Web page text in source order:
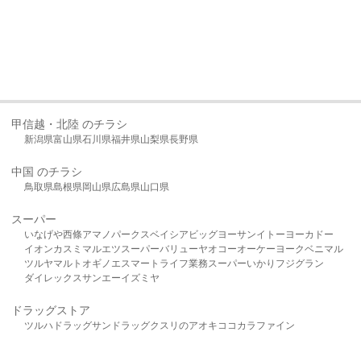
甲信越・北陸 のチラシ
新潟県富山県石川県福井県山梨県長野県
中国 のチラシ
鳥取県島根県岡山県広島県山口県
スーパー
いなげや西條アマノパークスベイシア ビッグヨーサンイトーヨーカドー
イオンカスミ マルエツスーパーバリューヤオコーオーケー ヨークベニマル
ツルヤマルト オギノ エスマート ライフ業務スーパーいかり フジグラン
ダイレックスサンエーイズミヤ
ドラッグストア
ツルハドラッグサンドラッグクスリのアオキ ココカラファイン